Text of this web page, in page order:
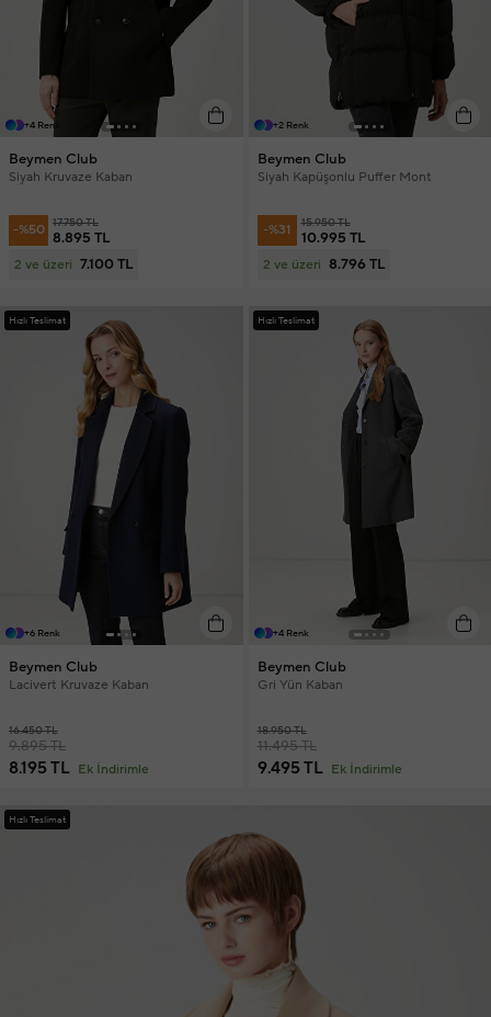
+4 Renk
Beymen Club
Siyah Kruvaze Kaban
-%50 17.750 TL
8.895 TL
2 ve üzeri 7.100 TL
+2 Renk
Beymen Club
Siyah Kapüşonlu Puffer Mont
-%31 15.950 TL
10.995 TL
2 ve üzeri 8.796 TL
Hızlı Teslimat
+6 Renk
Beymen Club
Lacivert Kruvaze Kaban
16.450 TL
9.895 TL
8.195 TL Ek İndirimle
Hızlı Teslimat
+4 Renk
Beymen Club
Gri Yün Kaban
18.950 TL
11.495 TL
9.495 TL Ek İndirimle
Hızlı Teslimat